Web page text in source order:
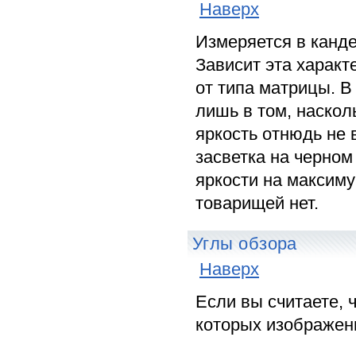
Наверх
Измеряется в
Зависит эта
от типа матрицы.
лишь в том,
яркость отнюдь не
засветка на
яркости на
товарищей нет.
Углы обзора
Наверх
Если вы считаете,
которых